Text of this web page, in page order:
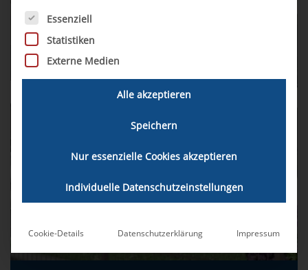
– 4 Wohnungen
Kostenlose Immobilienbewertung
Zu unseren Neubauprojekten
Zum Kontakt
Es folgt eine Liste der Service-Gruppen, für die eine
Essenziell
Statistiken
Externe Medien
Alle akzeptieren
Speichern
Nur essenzielle Cookies akzeptieren
Individuelle Datenschutzeinstellungen
Cookie-Details Datenschutzerklärung Impressum